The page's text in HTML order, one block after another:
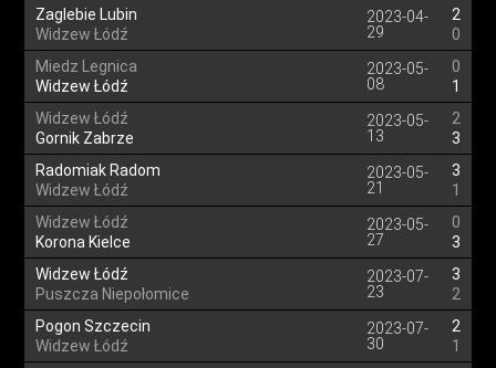
Zaglebie Lubin
Widzew Łódź
2023-04-
29
2
0
Miedz Legnica
Widzew Łódź
2023-05-
08
0
1
Widzew Łódź
Gornik Zabrze
2023-05-
13
2
3
Radomiak Radom
Widzew Łódź
2023-05-
21
3
1
Widzew Łódź
Korona Kielce
2023-05-
27
0
3
Widzew Łódź
Puszcza Niepołomice
2023-07-
23
3
2
Pogon Szczecin
Widzew Łódź
2023-07-
30
2
1